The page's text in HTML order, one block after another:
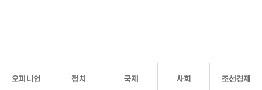
오피니언 정치 국제 사회 조선경제